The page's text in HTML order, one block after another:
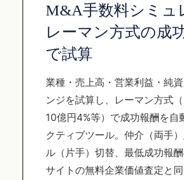
M&A手数料シミ
レーマン方式の成
で試算
業種・売上高・営業利益・純
ンジを試算し、レーマン方式
10億円4%等）で成功報酬を自
クティブツール。仲介（両手
ル（片手）切替、最低成功報
サイトの無料企業価値査定と